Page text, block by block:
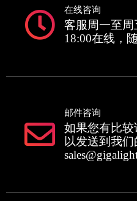
在线咨询
客服周一至周
18:00在线，
邮件咨询
如果您有比
以发送到我们